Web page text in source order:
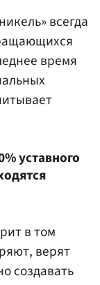
всегда
время
уставного
в том
верят
создавать